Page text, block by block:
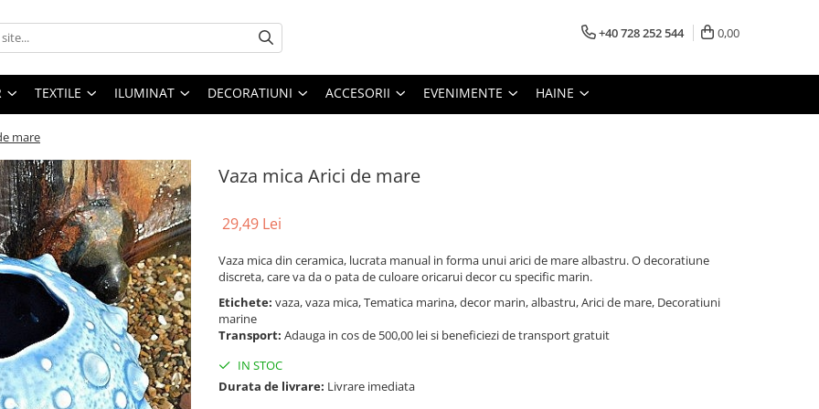
+40 728 252 544 0,00
TEXTILE ILUMINAT DECORATIUNI ACCESORII EVENIMENTE HAINE
mare
Vaza mica Arici de mare
29,49 Lei
Vaza mica din ceramica, lucrata manual in forma unui arici de mare albastru. O decoratiune
discreta, care va da o pata de culoare oricarui decor cu specific marin.
Etichete: vaza, vaza mica, Tematica marina, decor marin, albastru, Arici de mare, Decoratiuni
marine
Transport: Adauga in cos de 500,00 lei si beneficiezi de transport gratuit
IN STOC
Durata de livrare: Livrare imediata